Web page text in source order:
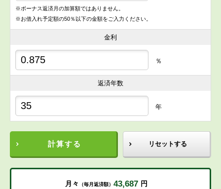
※ボーナス返済月の加算額ではありません。
※お借入れ予定額の50％以下の金額をご入力ください。
金利
％
返済年数
年
計算する リセットする
月々 （毎月返済額） 43,687 円